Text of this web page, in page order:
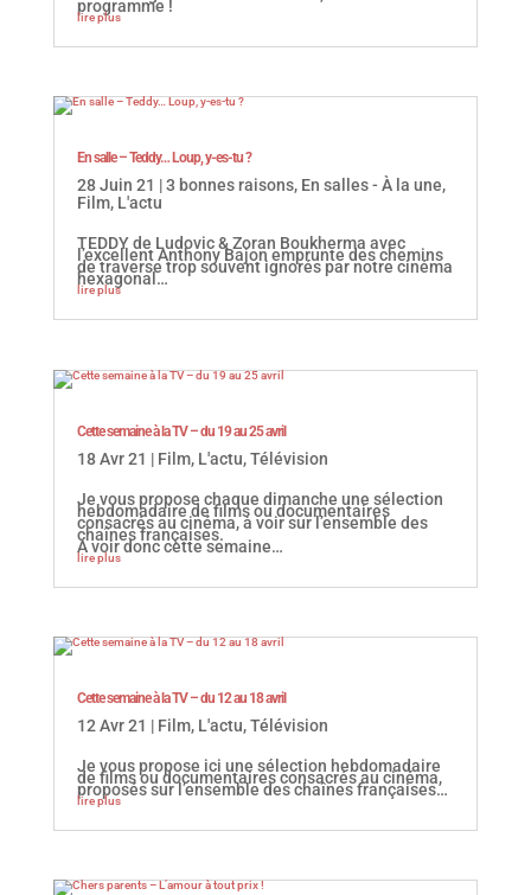
programme !
lire plus
En salle – Teddy… Loup, y-es-tu ?
28 Juin 21 |3 bonnes raisons, En salles - À la une,
Film, L'actu
TEDDY de Ludovic & Zoran Boukherma avec
l’excellent Anthony Bajon emprunte des chemins
de traverse trop souvent ignorés par notre cinéma
hexagonal…
lire plus
Cette semaine à la TV – du 19 au 25 avril
18 Avr 21 | Film, L'actu,Télévision
Je vous propose chaque dimanche une sélection
hebdomadaire de films ou documentaires
consacrés au cinéma, à voir sur l’ensemble des
chaînes françaises.
A voir donc cette semaine…
lire plus
Cette semaine à la TV – du 12 au 18 avril
12 Avr 21 | Film, L'actu,Télévision
Je vous propose ici une sélection hebdomadaire
de films ou documentaires consacrés au cinéma,
proposés sur l’ensemble des chaînes françaises…
lire plus